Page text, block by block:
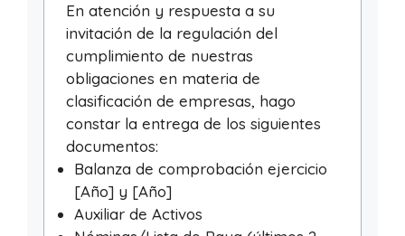
En atención y respuesta a su
invitación de la regulación del
cumplimiento de nuestras
obligaciones en materia de
clasificación de empresas, hago
constar la entrega de los siguientes
documentos:
Balanza de comprobación ejercicio
[Año] y [Año]
Auxiliar de Activos